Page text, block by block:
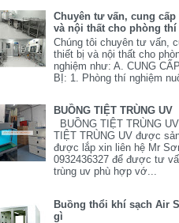
Chuyên tư vấn, cung cấp
và nội thất cho phòng thí
Chúng tôi chuyên tư vấn,
thiết bị và nội thất cho
nghiệm như: A. CUNG
BỊ: 1. Phòng thí nghiệm
BUỒNG TIỆT TRÙNG UV
BUỒNG TIỆT TRÙNG
TIỆT TRÙNG UV được
được lắp xin liên hệ Mr
0932436327 để được tư
trùng uv phù hợp vớ...
Buồng thổi khí sạch Air
gì